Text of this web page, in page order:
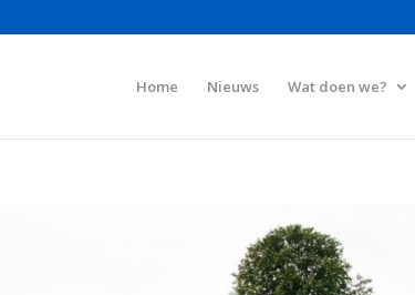
Home Nieuws Wat doen we?